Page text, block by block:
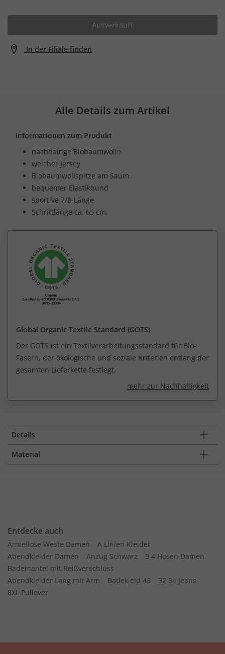
Ausverkauft
In der Filiale finden
Alle Details zum Artikel
Informationen zum Produkt
nachhaltige Biobaumwolle
weicher Jersey
Biobaumwollspitze am Saum
bequemer Elastikbund
sportive 7/8-Länge
Schrittlänge ca. 65 cm.
Global Organic Textile Standard (GOTS)
Der GOTS ist ein Textilverarbeitungsstandard für Bio-
Fasern, der ökologische und soziale Kriterien entlang der
gesamten Lieferkette festlegt.
mehr zur Nachhaltigkeit
Details
Material
Entdecke auch
Ärmellose Weste Damen
A Linien Kleider
Abendkleider Damen
Anzug Schwarz
3 4 Hosen Damen
Bademantel mit Reißverschluss
Abendkleider Lang mit Arm
Badekleid 48
32 34 Jeans
8XL Pullover